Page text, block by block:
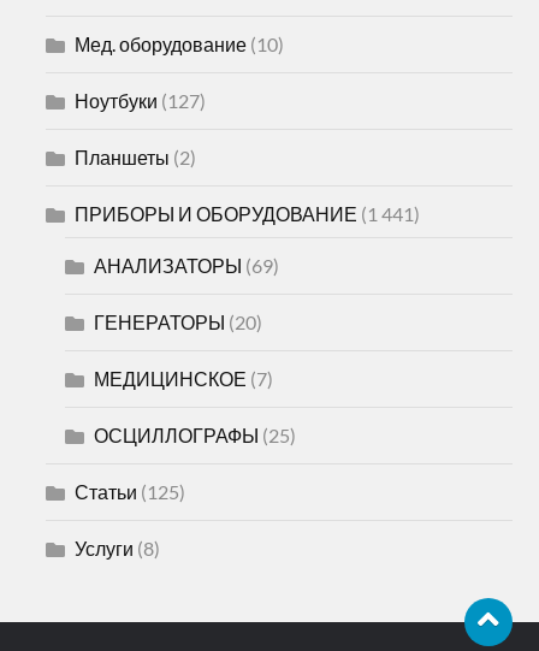
Мед. оборудование (10)
Ноутбуки (127)
Планшеты (2)
ПРИБОРЫ И ОБОРУДОВАНИЕ (1 441)
АНАЛИЗАТОРЫ (69)
ГЕНЕРАТОРЫ (20)
МЕДИЦИНСКОЕ (7)
ОСЦИЛЛОГРАФЫ (25)
Статьи (125)
Услуги (8)